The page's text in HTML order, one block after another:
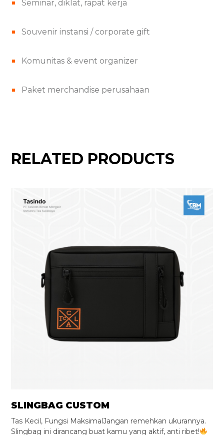
Seminar, diklat, rapat kerja
Souvenir instansi / corporate gift
Komunitas & event organizer
Paket merchandise perusahaan
RELATED PRODUCTS
SLINGBAG CUSTOM
Tas Kecil, Fungsi MaksimalJangan remehkan ukurannya.
Slingbag ini dirancang buat kamu yang aktif, anti ribet!